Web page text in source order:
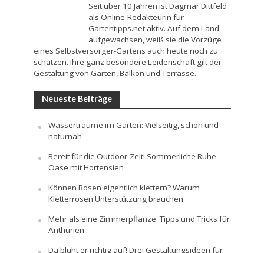
Seit über 10 Jahren ist Dagmar Dittfeld
als Online-Redakteurin für
Gartentipps.net aktiv. Auf dem Land
aufgewachsen, weiß sie die Vorzüge
eines Selbstversorger-Gartens auch heute noch zu
schätzen. Ihre ganz besondere Leidenschaft gilt der
Gestaltung von Garten, Balkon und Terrasse.
Neueste Beiträge
Wasserträume im Garten: Vielseitig, schön und
naturnah
Bereit für die Outdoor-Zeit! Sommerliche Ruhe-
Oase mit Hortensien
Können Rosen eigentlich klettern? Warum
Kletterrosen Unterstützung brauchen
Mehr als eine Zimmerpflanze: Tipps und Tricks für
Anthurien
Da blüht er richtig auf! Drei Gestaltungsideen für